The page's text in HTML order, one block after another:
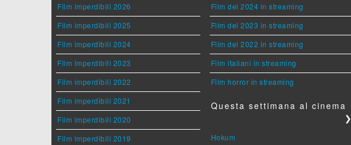
Film imperdibili 2026
Film imperdibili 2025
Film imperdibili 2024
Film imperdibili 2023
Film imperdibili 2022
Film imperdibili 2021
Film imperdibili 2020
Film imperdibili 2019
Film del 2024 in streaming
Film del 2023 in streaming
Film del 2022 in streaming
Film italiani in streaming
Film horror in streaming
Questa settimana al cinema
❯
Hokum